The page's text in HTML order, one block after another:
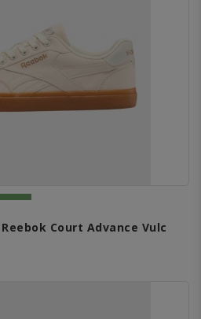
Court Advance Vulc